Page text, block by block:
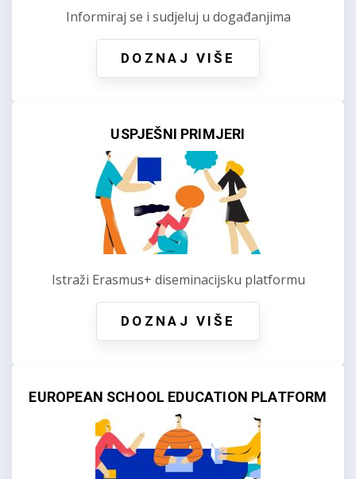
Informiraj se i sudjeluj u događanjima
DOZNAJ VIŠE
USPJEŠNI PRIMJERI
Istraži Erasmus+ diseminacijsku platformu
DOZNAJ VIŠE
EUROPEAN SCHOOL EDUCATION PLATFORM